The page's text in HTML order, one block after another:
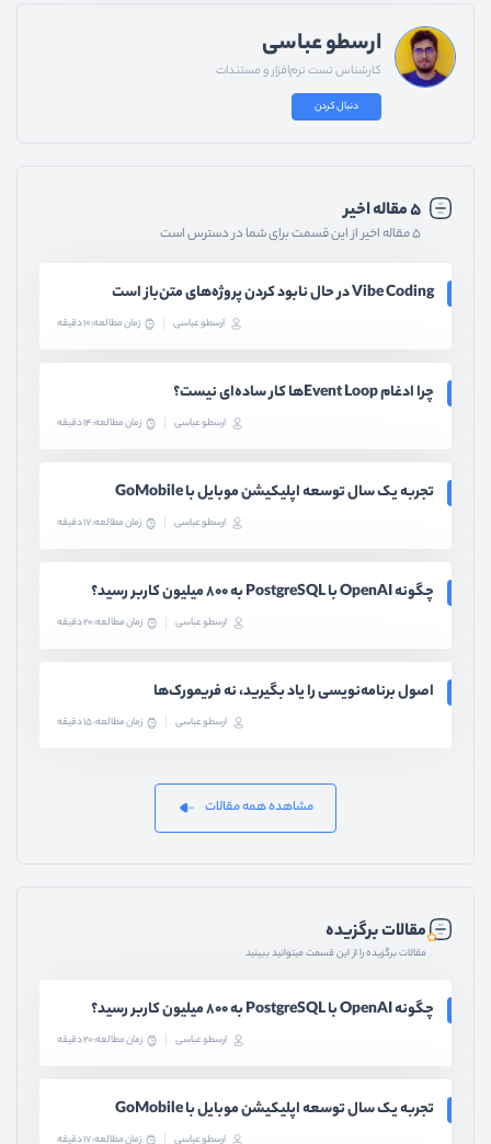
ارسطو عباسی
کارشناس تست نرم‌افزار و مستندات
دنبال کردن
۵ مقاله اخیر
۵ مقاله اخیر از این قسمت برای شما در دسترس است
Vibe Coding در حال نابود کردن پروژه‌های متن‌باز است
ارسطو عباسی زمان مطالعه: 10 دقیقه
چرا ادغام Event Loopها کار ساده‌ای نیست؟
ارسطو عباسی زمان مطالعه: 14 دقیقه
تجربه یک سال توسعه اپلیکیشن موبایل با GoMobile
ارسطو عباسی زمان مطالعه: 17 دقیقه
چگونه OpenAI با PostgreSQL به ۸۰۰ میلیون کاربر رسید؟
ارسطو عباسی زمان مطالعه: 20 دقیقه
اصول برنامه‌نویسی را یاد بگیرید، نه فریمورک‌ها
ارسطو عباسی زمان مطالعه: 15 دقیقه
مشاهده همه مقالات
مقالات برگزیده
مقالات برگزیده را از این قسمت میتوانید ببینید
چگونه OpenAI با PostgreSQL به ۸۰۰ میلیون کاربر رسید؟
ارسطو عباسی زمان مطالعه: 20 دقیقه
تجربه یک سال توسعه اپلیکیشن موبایل با GoMobile
ارسطو عباسی زمان مطالعه: 17 دقیقه